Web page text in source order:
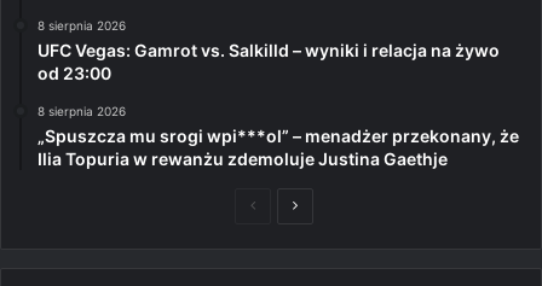
8 sierpnia 2026
UFC Vegas: Gamrot vs. Salkilld – wyniki i relacja na żywo
od 23:00
8 sierpnia 2026
„Spuszcza mu srogi wpi***ol” – menadżer przekonany, że
Ilia Topuria w rewanżu zdemoluje Justina Gaethje
PoprzedniaNastępna